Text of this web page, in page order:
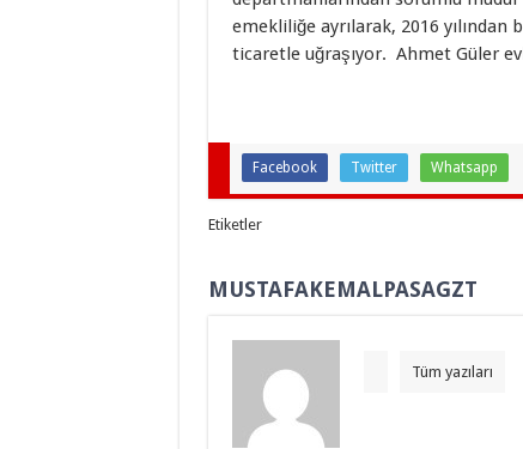
emekliliğe ayrılarak, 2016
ticaretle uğraşıyor. Ahmet Güler
Facebook Twitter Whatsapp
Etiketler
MUSTAFAKEMALPASAGZT
Tüm yazıları